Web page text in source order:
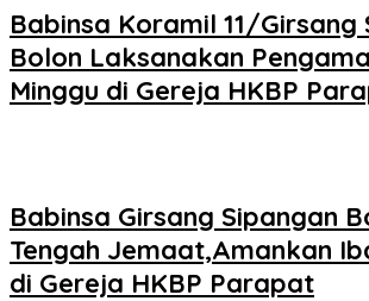
Babinsa Koramil 11/Girsang
Bolon Laksanakan
Minggu di Gereja HKBP
Babinsa Girsang Sipangan
Tengah Jemaat,Amankan
di Gereja HKBP Parapat